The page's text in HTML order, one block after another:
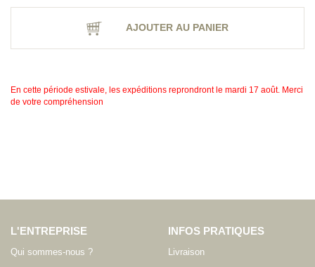
AJOUTER AU PANIER
En cette période estivale, les expéditions reprondront le mardi 17 août. Merci
de votre compréhension
L'ENTREPRISE
Qui sommes-nous ?
INFOS PRATIQUES
Livraison